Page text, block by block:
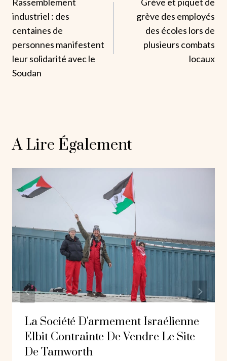
De
L’article
industriel : des
centaines de
personnes manifestent
leur solidarité avec le
Soudan
grève des employés
des écoles lors de
plusieurs combats
locaux
A Lire Également
La Société D'armement Israélienne
Elbit Contrainte De Vendre Le Site
De Tamworth